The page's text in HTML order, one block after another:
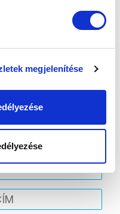
megjelenítése
HONVÉD FC
Iratkozzon fel ingyenes